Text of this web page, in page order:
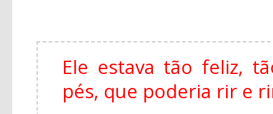
Ele estava tão feliz,
pés, que poderia rir e